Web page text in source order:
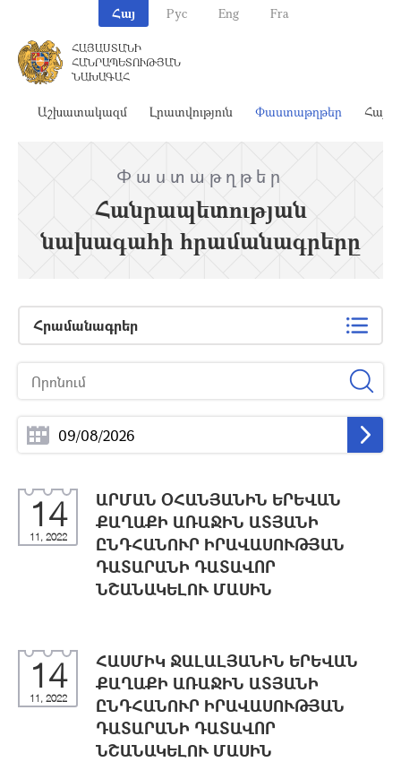
Հայ Рус Eng Fra
ՀԱՅԱՍՏԱՆԻ
ՀԱՆՐԱՊԵՏՈՒԹՅԱՆ
ՆԱԽԱԳԱՀ
Աշխատակազմ Լրատվություն Փաստաթղթեր
Փաստաթղթեր
Հանրապետության
նախագահի հրամանագրերը
Հրամանագրեր
14
11, 2022
ԱՐՄԱՆ ՕՀԱՆՅԱՆԻՆ ԵՐԵՎԱՆ
ՔԱՂԱՔԻ ԱՌԱՋԻՆ ԱՏՅԱՆԻ
ԸՆԴՀԱՆՈՒՐ ԻՐԱՎԱՍՈՒԹՅԱՆ
ԴԱՏԱՐԱՆԻ ԴԱՏԱՎՈՐ
ՆՇԱՆԱԿԵԼՈՒ ՄԱՍԻՆ
14
11, 2022
ՀԱՍՄԻԿ ՋԱԼԱԼՅԱՆԻՆ ԵՐԵՎԱՆ
ՔԱՂԱՔԻ ԱՌԱՋԻՆ ԱՏՅԱՆԻ
ԸՆԴՀԱՆՈՒՐ ԻՐԱՎԱՍՈՒԹՅԱՆ
ԴԱՏԱՐԱՆԻ ԴԱՏԱՎՈՐ
ՆՇԱՆԱԿԵԼՈՒ ՄԱՍԻՆ